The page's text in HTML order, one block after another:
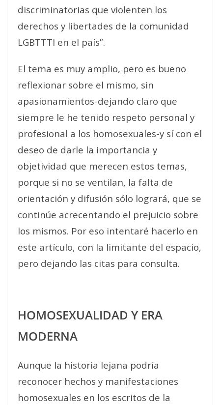
discriminatorias que violenten los
derechos y libertades de la comunidad
LGBTTTI en el país”.
El tema es muy amplio, pero es bueno
reflexionar sobre el mismo, sin
apasionamientos-dejando claro que
siempre le he tenido respeto personal y
profesional a los homosexuales-y sí con el
deseo de darle la importancia y
objetividad que merecen estos temas,
porque si no se ventilan, la falta de
orientación y difusión sólo logrará, que se
continúe acrecentando el prejuicio sobre
los mismos. Por eso intentaré hacerlo en
este artículo, con la limitante del espacio,
pero dejando las citas para consulta.
HOMOSEXUALIDAD Y ERA
MODERNA
Aunque la historia lejana podría
reconocer hechos y manifestaciones
homosexuales en los escritos de la